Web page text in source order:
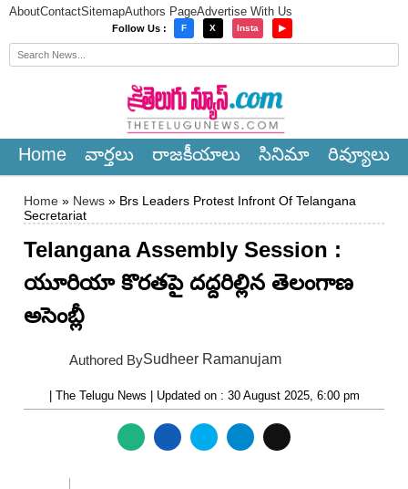
AboutContactSitemapAuthors PageAdvertise With Us
Follow Us : F X Insta ▶
Home వార్త‌లు రాజ‌కీయాలు సినిమా రివ్యూలు
Home » News » Brs Leaders Protest Infront Of Telangana
Secretariat
Telangana Assembly Session :
యూరియా కొర‌త‌పై దద్దరిల్లిన తెలంగాణ
అసెంబ్లీ
Authored BySudheer Ramanujam
| The Telugu News | Updated on : 30 August 2025, 6:00 pm